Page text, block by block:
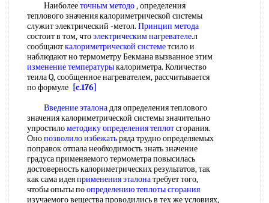
Наиболееточным методо, определения
теплового значения калориметрической системы
служит электрический -метол. Принцип метода
состоит в том, чтоэлектрическим нагревателе.л
сообщаюткалориметрической системетсило и
наблюдают но термометру Бекмана вызванное этим
изменение температурыкалориметра. Количество
теила Q, сообщенное нагревателем, рассчитывается
по формуле [c.176]
Введение эталонадля определения теплового
значения калориметрической системы значительно
упростилометодику определения теплотсгорания.
Онопозволило избежатьряда трудно определяемых
поправок отпала необходимость знать значение
градуса применяемого термометра повысилась
достоверность калориметрических результатов, так
как сама идеяприменения эталонатребует того,
чтобы опыты поопределению теплоты сгорания
изучаемого вещества проводились в тех же условиях,